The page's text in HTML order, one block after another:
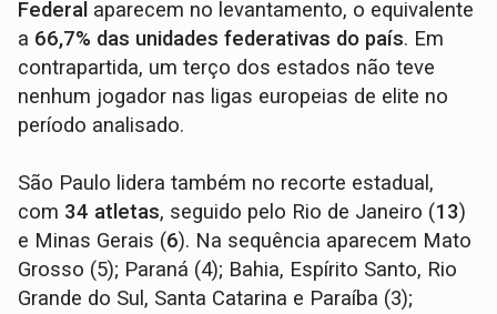
Federal aparecem no levantamento, o equivalente
a 66,7% das unidades federativas do país. Em
contrapartida, um terço dos estados não teve
nenhum jogador nas ligas europeias de elite no
período analisado.
São Paulo lidera também no recorte estadual,
com 34 atletas, seguido pelo Rio de Janeiro (13)
e Minas Gerais (6). Na sequência aparecem Mato
Grosso (5); Paraná (4); Bahia, Espírito Santo, Rio
Grande do Sul, Santa Catarina e Paraíba (3);